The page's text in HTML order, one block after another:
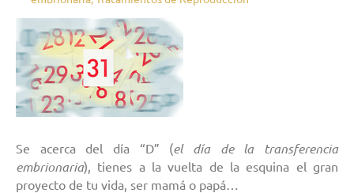
Se acerca del día “D” (el día de la transferencia
embrionaria), tienes a la vuelta de la esquina el gran
proyecto de tu vida, ser mamá o papá…